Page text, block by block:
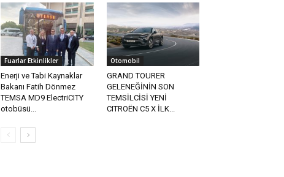
Fuarlar Etkinlikler
Enerji ve Tabi Kaynaklar
Bakanı Fatih Dönmez
TEMSA MD9 ElectriCITY
otobüsü...
Otomobil
GRAND TOURER
GELENEĞİNİN SON
TEMSİLCİSİ YENİ
CITROËN C5 X İLK...